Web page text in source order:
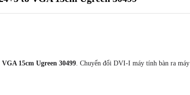
15cm Ugreen 30499. Chuyển đổi DVI-I máy tính bàn ra máy